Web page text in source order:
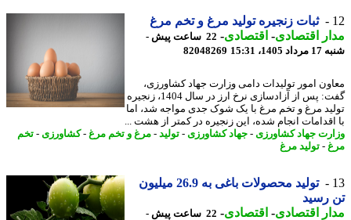
ثبات زنجیره تولید مرغ و تخم مرغ
اقتصادی-اقتصادی-
22 ساعت پیش -
15:31
82048269
امور تولیدات دامی وزارت جهاد کشاورزی،
گفت: پس از آزادسازی نرخ ارز در سال 1404، زنجیره
مرغ و تخم مرغ با یک شوک جدی مواجه شد، اما
انجام شده، این زنجیره در کمتر از هشت ...
جهاد کشاورزی- جهاد کشاورزی- تولید-مرغ و تخم مرغ -کشاورزی- تخم
-تولید مرغ
تولید محصولات باغی به 26.9 میلیون
رسید
اقتصادی-اقتصادی-
22 ساعت پیش -